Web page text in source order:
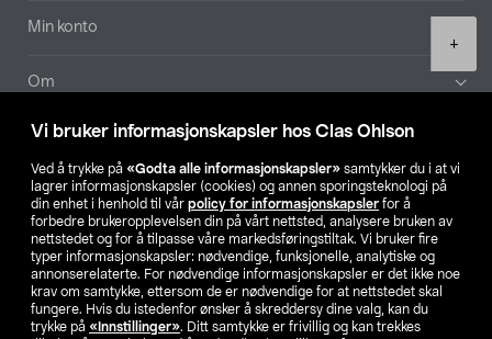
Vi bruker informasjonskapsler hos Clas Ohlson
Ved å trykke på «Godta alle informasjonskapsler» samtykker du i at vi
lagrer informasjonskapsler (cookies) og annen sporingsteknologi på
din enhet i henhold til vår policy for informasjonskapsler for å
forbedre brukeropplevelsen din på vårt nettsted, analysere bruken av
nettstedet og for å tilpasse våre markedsføringstiltak. Vi bruker fire
typer informasjonskapsler: nødvendige, funksjonelle, analytiske og
annonserelaterte. For nødvendige informasjonskapsler er det ikke noe
krav om samtykke, ettersom de er nødvendige for at nettstedet skal
fungere. Hvis du istedenfor ønsker å skreddersy dine valg, kan du
trykke på «Innstillinger». Ditt samtykke er frivillig og kan trekkes
+
Min konto
Om
Aktuelt
Våre selskaper
Finn din butikk
SE NO FI